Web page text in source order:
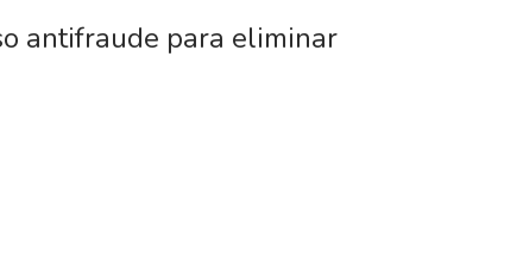
antifraude para eliminar